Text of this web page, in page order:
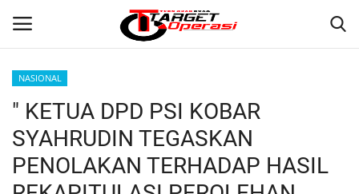
Home
Contact
NASIONAL
" KETUA DPD PSI KOBAR
SYAHRUDIN TEGASKAN
PENOLAKAN TERHADAP HASIL